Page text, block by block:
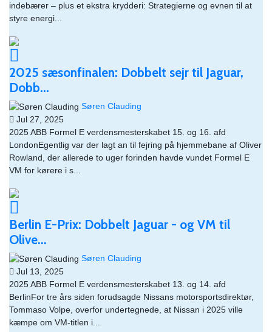
indebærer – plus et ekstra krydderi: Strategierne og evnen til at
styre energi...
2025 sæsonfinalen: Dobbelt sejr til Jaguar,
Dobb...
Søren Clauding
Jul 27, 2025
2025 ABB Formel E verdensmesterskabet 15. og 16. afd
LondonEgentlig var der lagt an til fejring på hjemmebane af Oliver
Rowland, der allerede to uger forinden havde vundet Formel E
VM for kørere i s...
Berlin E-Prix: Dobbelt Jaguar - og VM til
Olive...
Søren Clauding
Jul 13, 2025
2025 ABB Formel E verdensmesterskabet 13. og 14. afd
BerlinFor tre års siden forudsagde Nissans motorsportsdirektør,
Tommaso Volpe, overfor undertegnede, at Nissan i 2025 ville
kæmpe om VM-titlen i...